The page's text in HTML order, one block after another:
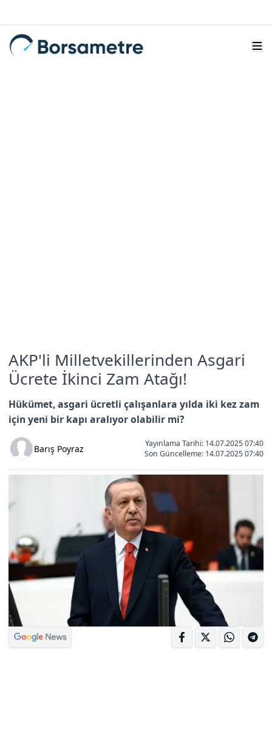
AKP'li Milletvekillerinden Asgari
Ücrete İkinci Zam Atağı!
Hükümet, asgari ücretli çalışanlara yılda iki kez zam
için yeni bir kapı aralıyor olabilir mi?
Barış Poyraz
Yayınlama Tarihi: 14.07.2025 07:40
Son Güncelleme: 14.07.2025 07:40